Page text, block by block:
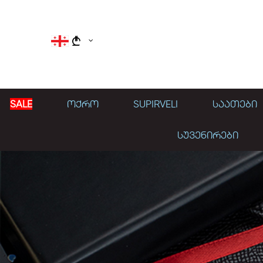
}
SALE ᲝᲥᲠᲝ SUPIRVELI ᲡᲐᲐᲗᲔᲑᲘ
ᲡᲣᲕᲔᲜᲘᲠᲔᲑᲘ